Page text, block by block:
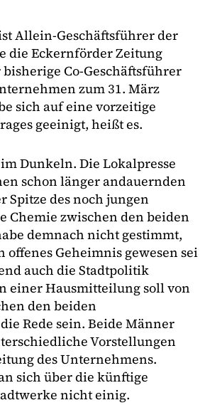
Allein-Geschäftsführer der
die Eckernförder Zeitung
Co-Geschäftsführer
zum 31. März
sich auf eine vorzeitige
geeinigt, heißt es.
Dunkeln. Die Lokalpresse
schon länger andauernden
Spitze des noch jungen
Chemie zwischen den beiden
demnach nicht gestimmt,
offenes Geheimnis gewesen sei
auch die Stadtpolitik
einer Hausmitteilung soll von
den beiden
Rede sein. Beide Männer
Vorstellungen
des Unternehmens.
sich über die künftige
nicht einig.